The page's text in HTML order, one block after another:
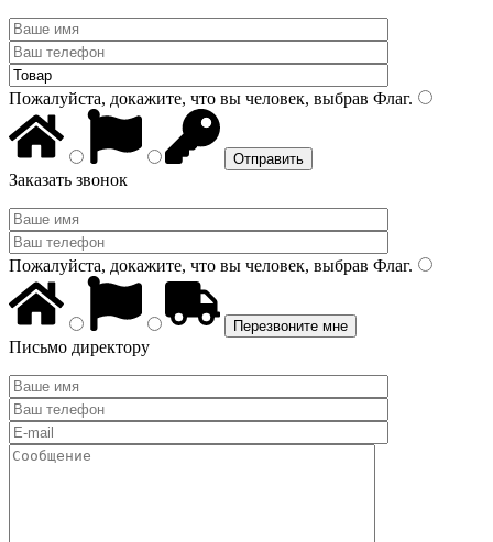
Пожалуйста, докажите, что вы человек, выбрав Флаг.
Заказать звонок
Пожалуйста, докажите, что вы человек, выбрав Флаг.
Письмо директору